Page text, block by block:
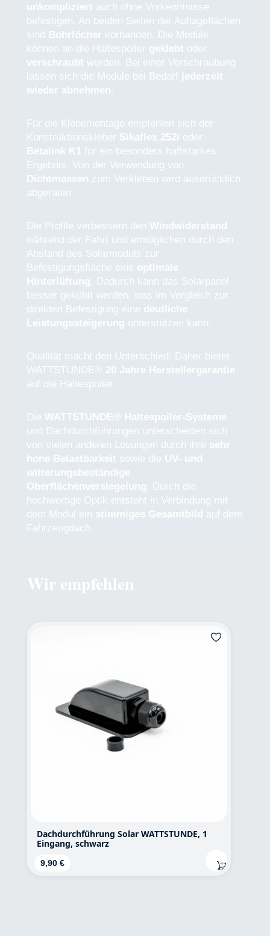
unkompliziert auch ohne Vorkenntnisse
befestigen. An beiden Seiten der Auflageflächen
sind Bohrlöcher vorhanden. Die Module
können an die Haltespoiler geklebt oder
verschraubt werden. Bei einer Verschraubung
lassen sich die Module bei Bedarf jederzeit
wieder abnehmen.
Für die Klebemontage empfehlen sich der
Konstruktionskleber Sikaflex 252i oder
Betalink K1 für ein besonders haftstarkes
Ergebnis. Von der Verwendung von
Dichtmassen zum Verkleben wird ausdrücklich
abgeraten.
Die Profile verbessern den Windwiderstand
während der Fahrt und ermöglichen durch den
Abstand des Solarmoduls zur
Befestigungsfläche eine optimale
Hinterlüftung. Dadurch kann das Solarpanel
besser gekühlt werden, was im Vergleich zur
direkten Befestigung eine deutliche
Leistungssteigerung unterstützen kann.
Qualität macht den Unterschied: Daher bietet
WATTSTUNDE® 20 Jahre Herstellergarantie
auf die Haltespoiler.
Die WATTSTUNDE® Haltespoiler-Systeme
und Dachdurchführungen unterscheiden sich
von vielen anderen Lösungen durch ihre sehr
hohe Belastbarkeit sowie die UV- und
witterungsbeständige
Oberflächenversiegelung. Durch die
hochwertige Optik entsteht in Verbindung mit
dem Modul ein stimmiges Gesamtbild auf dem
Fahrzeugdach.
Produktgalerie überspringen
Wir empfehlen
Dachdurchführung Solar WATTSTUNDE, 1
Eingang, schwarz
Regulärer Preis:
9,90 €